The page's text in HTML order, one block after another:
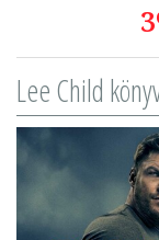
Lee Child